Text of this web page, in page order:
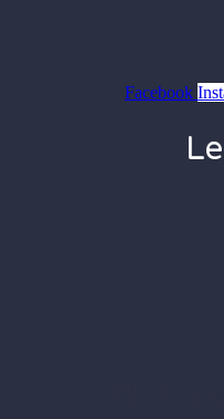
Facebook